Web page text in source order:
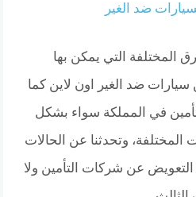
ضد الغير
المختلفة التي يمكن بها
ضد الغير اون لاين كما
في المملكة سواء بشكل
وتحدثنا عن الحالات
عن شركات التأمين ولا